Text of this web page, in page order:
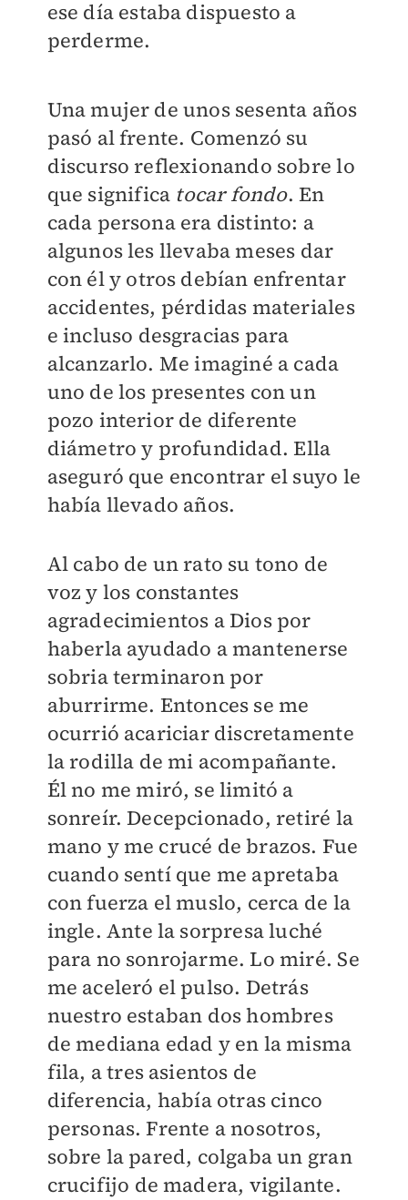
ese día estaba dispuesto a
perderme.
Una mujer de unos sesenta años
pasó al frente. Comenzó su
discurso reflexionando sobre lo
que significa tocar fondo. En
cada persona era distinto: a
algunos les llevaba meses dar
con él y otros debían enfrentar
accidentes, pérdidas materiales
e incluso desgracias para
alcanzarlo. Me imaginé a cada
uno de los presentes con un
pozo interior de diferente
diámetro y profundidad. Ella
aseguró que encontrar el suyo le
había llevado años.
Al cabo de un rato su tono de
voz y los constantes
agradecimientos a Dios por
haberla ayudado a mantenerse
sobria terminaron por
aburrirme. Entonces se me
ocurrió acariciar discretamente
la rodilla de mi acompañante.
Él no me miró, se limitó a
sonreír. Decepcionado, retiré la
mano y me crucé de brazos. Fue
cuando sentí que me apretaba
con fuerza el muslo, cerca de la
ingle. Ante la sorpresa luché
para no sonrojarme. Lo miré. Se
me aceleró el pulso. Detrás
nuestro estaban dos hombres
de mediana edad y en la misma
fila, a tres asientos de
diferencia, había otras cinco
personas. Frente a nosotros,
sobre la pared, colgaba un gran
crucifijo de madera, vigilante.